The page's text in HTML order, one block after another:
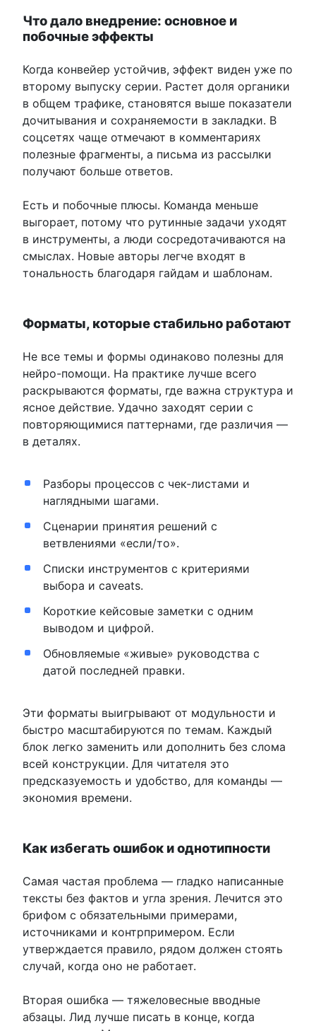
Что дало внедрение: основное и
побочные эффекты
Когда конвейер устойчив, эффект виден уже по
второму выпуску серии. Растет доля органики
в общем трафике, становятся выше показатели
дочитывания и сохраняемости в закладки. В
соцсетях чаще отмечают в комментариях
полезные фрагменты, а письма из рассылки
получают больше ответов.
Есть и побочные плюсы. Команда меньше
выгорает, потому что рутинные задачи уходят
в инструменты, а люди сосредотачиваются на
смыслах. Новые авторы легче входят в
тональность благодаря гайдам и шаблонам.
Форматы, которые стабильно работают
Не все темы и формы одинаково полезны для
нейро-помощи. На практике лучше всего
раскрываются форматы, где важна структура и
ясное действие. Удачно заходят серии с
повторяющимися паттернами, где различия —
в деталях.
Разборы процессов с чек-листами и
наглядными шагами.
Сценарии принятия решений с
ветвлениями «если/то».
Списки инструментов с критериями
выбора и caveats.
Короткие кейсовые заметки с одним
выводом и цифрой.
Обновляемые «живые» руководства с
датой последней правки.
Эти форматы выигрывают от модульности и
быстро масштабируются по темам. Каждый
блок легко заменить или дополнить без слома
всей конструкции. Для читателя это
предсказуемость и удобство, для команды —
экономия времени.
Как избегать ошибок и однотипности
Самая частая проблема — гладко написанные
тексты без фактов и угла зрения. Лечится это
брифом с обязательными примерами,
источниками и контрпримером. Если
утверждается правило, рядом должен стоять
случай, когда оно не работает.
Вторая ошибка — тяжеловесные вводные
абзацы. Лид лучше писать в конце, когда